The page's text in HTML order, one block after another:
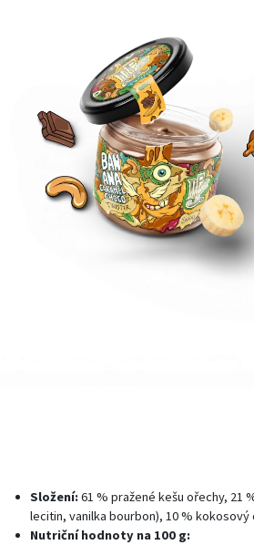
Složení:61 % pražené kešu ořechy, 21
lecitin, vanilka bourbon), 10 %
Nutriční hodnoty na 100 g: